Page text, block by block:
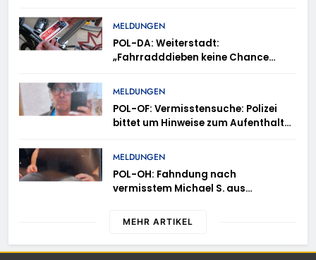
MELDUNGEN
POL-DA: Weiterstadt:
„Fahrradddieben keine Chance
Anmeldung erforderlich
MELDUNGEN
POL-OF: Vermisstensuche: Polizei
bittet um Hinweise zum Aufenthalt
MELDUNGEN
POL-OH: Fahndung nach
vermisstem Michael S. aus
MEHR ARTIKEL